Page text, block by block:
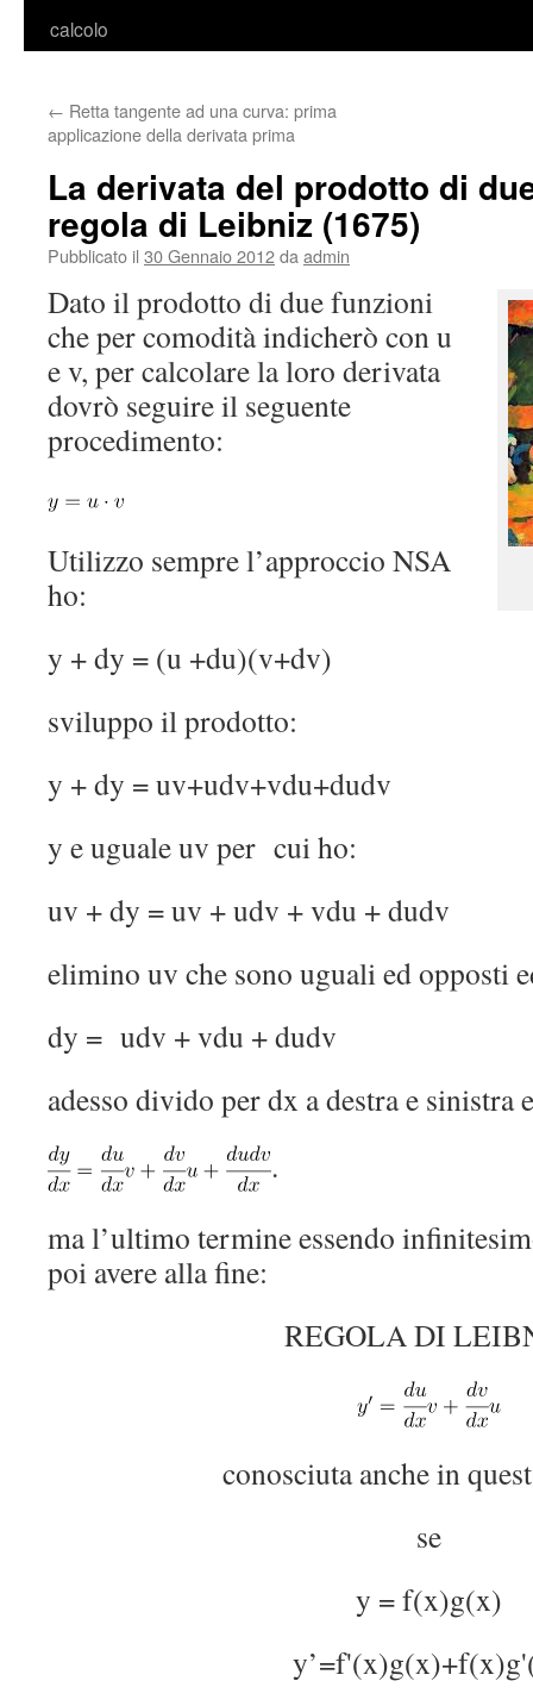
calcolo
← Retta tangente ad una curva: prima
applicazione della derivata prima
La derivata del prodotto di
regola di Leibniz (1675)
Pubblicato il 30 Gennaio 2012da admin
Dato il prodotto di due funzioni
che per comodità indicherò con u
e v, per calcolare la loro derivata
dovrò seguire il seguente
procedimento:
Utilizzo sempre l’approccio NSA
ho:
y + dy = (u +du)(v+dv)
sviluppo il prodotto:
y + dy = uv+udv+vdu+dudv
y e uguale uv per cui ho:
uv + dy = uv + udv + vdu + dudv
elimino uv che sono uguali ed opposti
dy = udv + vdu + dudv
adesso divido per dx a destra e sinistra
.
ma l’ultimo termine essendo
poi avere alla fine:
REGOLA DI
conosciuta anche in
se
y = f(x)g(x)